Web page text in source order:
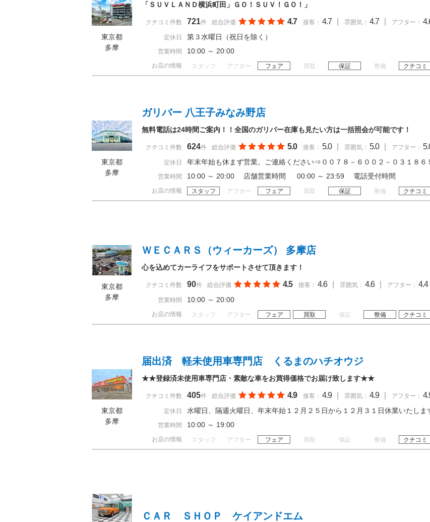
東京都
多摩
「ＳＵＶＬＡＮＤ横浜町田」ＧＯ！ＳＵＶ！ＧＯ！」
クチコミ件数 721件 総合評価 4.7 接客： 4.7 雰囲気： 4.7 アフター：
定休日 第３水曜日（祝日を除く）
営業時間 10:00 ～ 20:00
お店の情報 スタッフ アフター フェア 買取 保証 整備 クチコミ
東京都
多摩
ガリバー 八王子みなみ野店
無料電話は24時間ご案内！！全国のガリバー在庫も見たい方は一括照会が可能です！
クチコミ件数 624件 総合評価 5.0 接客： 5.0 雰囲気： 5.0 アフター：
定休日 年末年始も休まず営業。ご連絡ください⇒００７８－６００２－０３１８６
営業時間 10:00 ～ 20:00 店舗営業時間 00:00 ～ 23:59 電話受付時間
お店の情報 スタッフ アフター フェア 買取 保証 整備 クチコミ
東京都
多摩
ＷＥＣＡＲＳ（ウィーカーズ） 多摩店
心を込めてカーライフをサポートさせて頂きます！
クチコミ件数 90件 総合評価 4.5 接客： 4.6 雰囲気： 4.6 アフター： 4.4
営業時間 10:00 ～ 20:00
お店の情報 スタッフ アフター フェア 買取 保証 整備 クチコミ
東京都
多摩
届出済 軽未使用車専門店 くるまのハチオウジ
★★登録済未使用車専門店・素敵な車をお買得価格でお届け致します★★
クチコミ件数 405件 総合評価 4.9 接客： 4.9 雰囲気： 4.9 アフター：
定休日 水曜日、隔週火曜日、年末年始１２月２５日から１２月３１日休業いたしま
営業時間 10:00 ～ 19:00
お店の情報 スタッフ アフター フェア 買取 保証 整備 クチコミ
ＣＡＲ ＳＨＯＰ ケイアンドエム